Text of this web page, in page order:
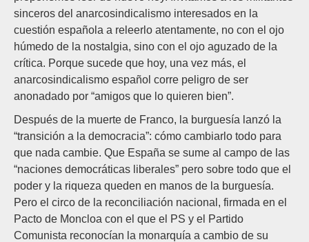
sinceros del anarcosindicalismo interesados en la
cuestión española a releerlo atentamente, no con el ojo
húmedo de la nostalgia, sino con el ojo aguzado de la
crítica. Porque sucede que hoy, una vez más, el
anarcosindicalismo español corre peligro de ser
anonadado por “amigos que lo quieren bien”.
Después de la muerte de Franco, la burguesía lanzó la
“transición a la democracia”: cómo cambiarlo todo para
que nada cambie. Que España se sume al campo de las
“naciones democráticas liberales” pero sobre todo que el
poder y la riqueza queden en manos de la burguesía.
Pero el circo de la reconciliación nacional, firmada en el
Pacto de Moncloa con el que el PS y el Partido
Comunista reconocían la monarquía a cambio de su